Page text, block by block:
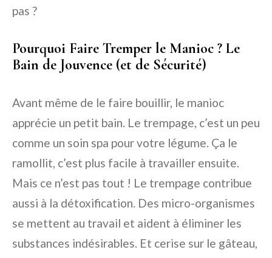
pas ?
Pourquoi Faire Tremper le Manioc ? Le
Bain de Jouvence (et de Sécurité)
Avant même de le faire bouillir, le manioc
apprécie un petit bain. Le trempage, c’est un peu
comme un soin spa pour votre légume. Ça le
ramollit, c’est plus facile à travailler ensuite.
Mais ce n’est pas tout ! Le trempage contribue
aussi à la détoxification. Des micro-organismes
se mettent au travail et aident à éliminer les
substances indésirables. Et cerise sur le gâteau,